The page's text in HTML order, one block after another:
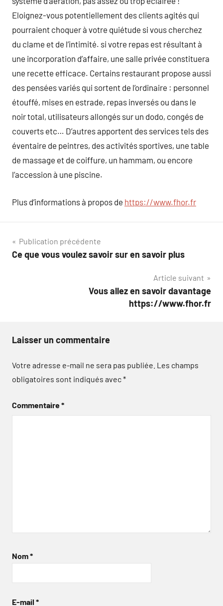
Eloignez-vous potentiellement des clients agités qui
pourraient choquer à votre quiétude si vous cherchez
du clame et de l’intimité. si votre repas est résultant à
une incorporation d’affaire, une salle privée constituera
une recette efficace. Certains restaurant propose aussi
des pensées variés qui sortent de l’ordinaire : personnel
étouffé, mises en estrade, repas inversés ou dans le
noir total, utilisateurs allongés sur un dodo, congés de
couverts etc… D’autres apportent des services tels des
éventaire de peintres, des activités sportives, une table
de massage et de coiffure, un hammam, ou encore
l’accession à une piscine.
Plus d’informations à propos de https://www.fhor.fr
Navigation
de
Publication précédente
Ce que vous voulez savoir sur en savoir plus
Article suivant
Vous allez en savoir davantage
https://www.fhor.fr
Laisser un commentaire
Votre adresse e-mail ne sera pas publiée. Les champs
obligatoires sont indiqués avec*
Commentaire*
Nom*
E-mail *